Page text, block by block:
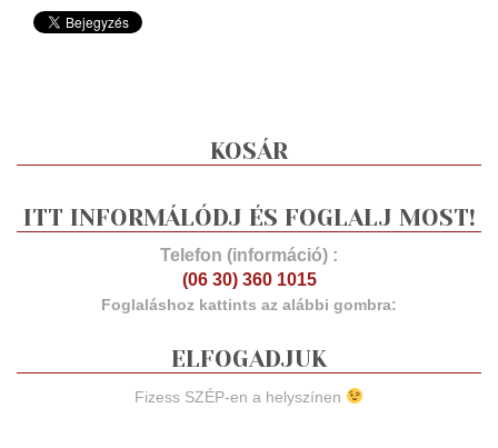
KOSÁR
ITT INFORMÁLÓDJ ÉS FOGLALJ MOST!
Telefon (információ) :
(06 30) 360 1015
Foglaláshoz kattints az alábbi gombra:
ELFOGADJUK
Fizess SZÉP-en a helyszínen